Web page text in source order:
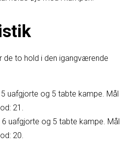
de to hold i den igangværende
5 uafgjorte og 5 tabte kampe. Mål
21.
6 uafgjorte og 5 tabte kampe. Mål
20.